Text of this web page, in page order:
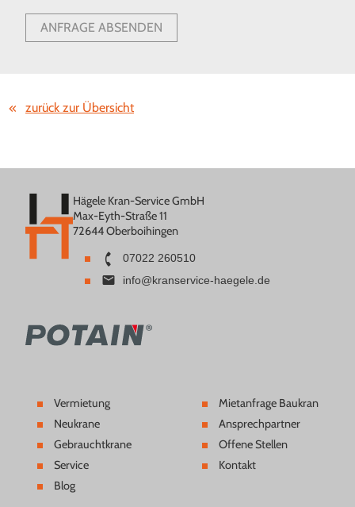
ANFRAGE ABSENDEN
zurück zur Übersicht
Hägele Kran-Service GmbH
Max-Eyth-Straße 11
72644 Oberboihingen
07022 260510
info@kranservice-haegele.de
Vermietung
Neukrane
Gebrauchtkrane
Service
Blog
Mietanfrage Baukran
Ansprechpartner
Offene Stellen
Kontakt